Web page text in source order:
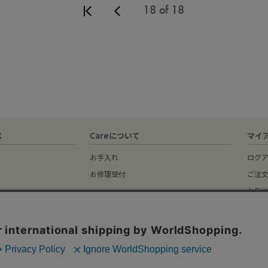
18 of 18
記
Careについて
お手入れ
お修理受付
マイ
ログ
ご注
お気